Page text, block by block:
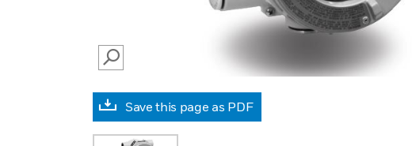
SEARCH
Save this page as PDF